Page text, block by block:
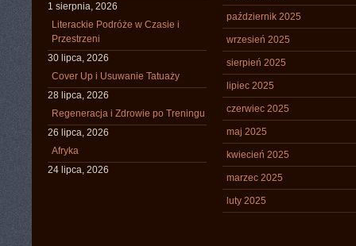
1 sierpnia, 2026
Literackie Podróże w Czasie i
Przestrzeni
30 lipca, 2026
Cover Up i Usuwanie Tatuaży
28 lipca, 2026
Regeneracja i Zdrowie po Treningu
26 lipca, 2026
Afryka
24 lipca, 2026
październik 2025
wrzesień 2025
sierpień 2025
lipiec 2025
czerwiec 2025
maj 2025
kwiecień 2025
marzec 2025
luty 2025